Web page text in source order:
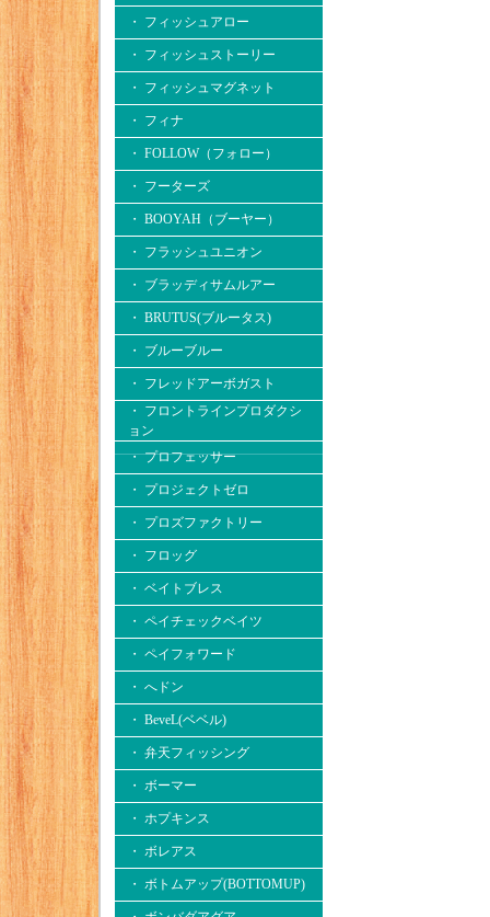
・ フィッシュアロー
・ フィッシュストーリー
・ フィッシュマグネット
・ フィナ
・ FOLLOW（フォロー）
・ フーターズ
・ BOOYAH（ブーヤー）
・ フラッシュユニオン
・ ブラッディサムルアー
・ BRUTUS(ブルータス)
・ ブルーブルー
・ フレッドアーボガスト
・ フロントラインプロダクシ
ョン
・ プロフェッサー
・ プロジェクトゼロ
・ プロズファクトリー
・ フロッグ
・ ベイトブレス
・ ペイチェックベイツ
・ ペイフォワード
・ へドン
・ BeveL(ベベル)
・ 弁天フィッシング
・ ボーマー
・ ホプキンス
・ ボレアス
・ ボトムアップ(BOTTOMUP)